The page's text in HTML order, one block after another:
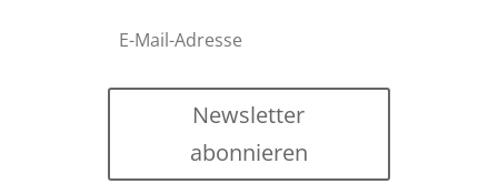
Newsletter
abonnieren